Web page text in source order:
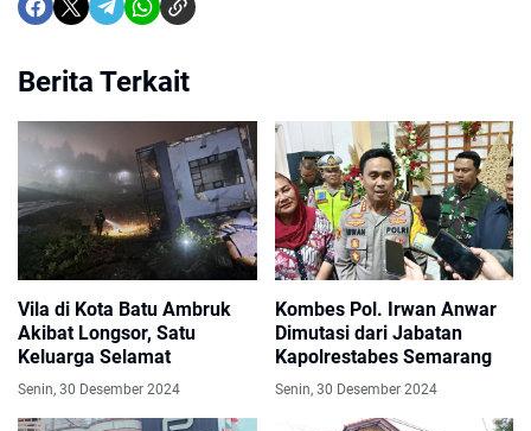
Berita Terkait
Vila di Kota Batu Ambruk
Akibat Longsor, Satu
Keluarga Selamat
Senin, 30 Desember 2024
Kombes Pol. Irwan Anwar
Dimutasi dari Jabatan
Kapolrestabes Semarang
Senin, 30 Desember 2024